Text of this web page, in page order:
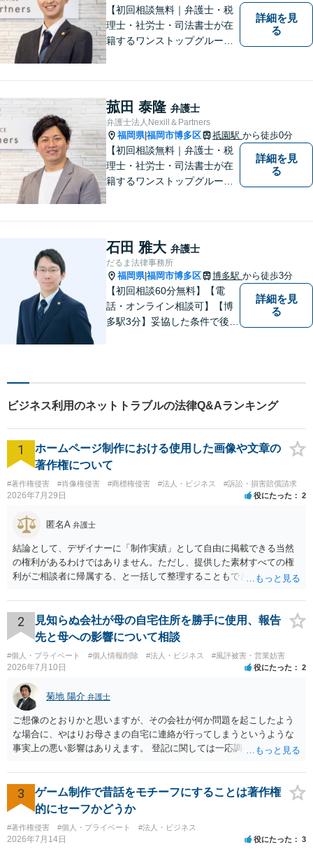
【初回相談無料｜弁護士・税
理士・社労士・司法書士が在
籍するワンストップグルー
等複数士業の知識が必要な案
件を一括して対応。九州トッ
プクラスの豊富な実績。
詳細を見
る
菰田 泰隆 弁護士
弁護士法人Nexill＆Partners
福岡県|福岡市博多区 祇園駅 から徒歩0分
【初回相談無料｜弁護士・税
理士・社労士・司法書士が在
籍するワンストップグルー
等複数士業の知識が必要な案
件を一括して対応。九州トッ
プクラスの豊富な実績。
詳細を見
る
石田 雅大 弁護士
だるま法律事務所
福岡県|福岡市博多区 博多駅 から徒歩3分
【初回相談60分無料】【電
話・オンライン相談可】【博
多駅3分】妥協した条件で後悔
現実的な解決策をご提案いた
しますので、まずはお気軽に
ご相談ください。
詳細を見
る
ビジネス利用のネットトラブルの法律Q&Aランキング
1
ホームページ制作における使用した画像や文章の
著作権について
#著作権侵害 #肖像権侵害 #商標権侵害 #法人・ビジネス #訴訟・損害賠償請求
2026年7月29日 役にたった 2
匿名A 弁護士
結論として、デザイナーに「制作実績」として自由に掲載できる当然
の権利があるわけではありません。ただし、提供した素材すべての権
利がご相談者に帰属する、と一括して整理することもできません。 ご
身が著作権者です。 他方、ブランド名、文字主体のロゴ、商品情報、
短いキャッチコピー、販売コンセプトなどは、通常、著作物には当た
りません。ただし、ロゴに独自の図形やイラスト等が含まれる場合に
は、その表現部分が著作物となる可能性があります。 また、人物写真
の著作権は撮影者に、肖像に関する権利は被写体本人に帰属します
（著作権法2条・17条）。 ウェブサイト全体に当然に著作権が生じる
わけではありません。デザイナーが独自に制作したイラストやバナー
等は別として、一般的なレイアウトや配色、依頼者から提供された素
材を希望に沿って配置した部分には、通常、著作物性は認められにく
いと考えられます。仮に具体的な画面構成の一部に創作性が認められ
ても、その権利は当該部分に限られ、ご相談者の写真や文章等を制作
実績として掲載する権限まで当然に生じるものではありません。 もっ
とも、契約書がなくても、見積書、メール、利用規約等に実績掲載へ
の同意があれば別です。また、単に制作を担当した事実を記載した
り、公開中のサイトへリンクしたりする行為まで当然に禁止できると
は限りません。 人物写真については、通常のSNSへの無断掲載と同
様、掲載目的、態様、必要性、本人の特定可能性等から判断されま
す。営業目的であり、本人も掲載を拒否していることは、違法性を認
2
見知らぬ会社が母の自宅住所を勝手に使用、報告
先と母への影響について相談
#個人・プライベート #個人情報削除 #法人・ビジネス #風評被害・営業妨害
2026年7月10日 役にたった 2
菊地 陽介 弁護士
ご想像のとおりかと思いますが、その会社が何か問題を起こしたよう
な場合に、やはりお母さまの自宅に連絡が行ってしまうというような
事実上の悪い影響はありえます。 登記に関しては一応調べておいた方
が、登記情報提供サービスでインターネット上でも会社の登記の情報
を閲覧することができます。 Googleに関してはしつこく削除申請をす
るしかないでしょうが、そのほかには例えば投資運用業などの登録を
行っているようであれば、その所管の公的機関に問い合わせるなどさ
れてみてはいかがでしょうか。
3
ゲーム制作で昔話をモチーフにすることは著作権
的にセーフかどうか
#著作権侵害 #個人・プライベート #法人・ビジネス
2026年7月14日 役にたった 3